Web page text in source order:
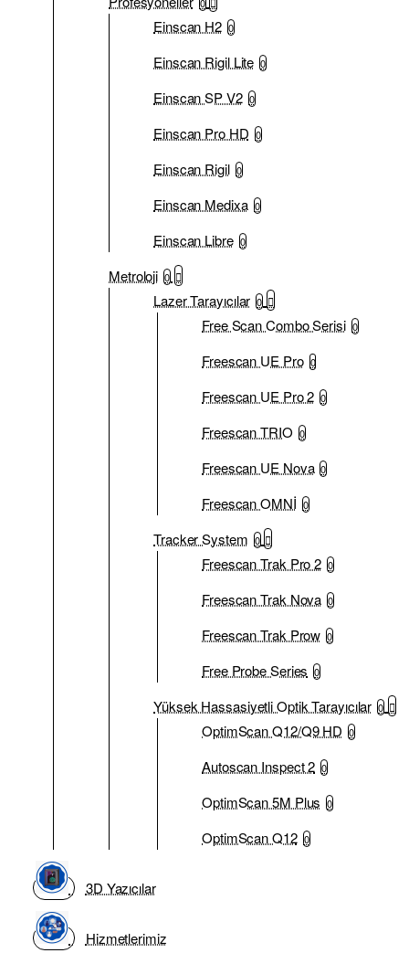
Einscan H2 0
Einscan Rigil Lite 0
Einscan SP V2 0
Einscan Pro HD 0
Einscan Rigil 0
Einscan Medixa 0
Einscan Libre 0
Metroloji 0
Lazer Tarayıcılar 0
Free Scan Combo Serisi 0
Freescan UE Pro 0
Freescan UE Pro 2 0
Freescan TRIO 0
Freescan UE Nova 0
Freescan OMNİ 0
Tracker System 0
Freescan Trak Pro 2 0
Freescan Trak Nova 0
Freescan Trak Prow 0
Free Probe Series 0
Yüksek Hassasiyetli Optik Tarayıcılar 0
OptimScan Q12/Q9 HD 0
Autoscan Inspect 2 0
OptimScan 5M Plus 0
OptimScan Q12 0
3D Yazıcılar
Hizmetlerimiz